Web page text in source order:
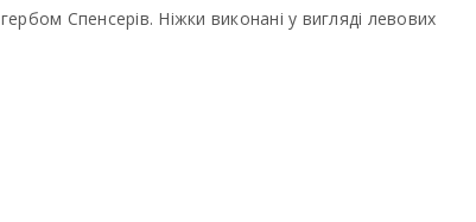
Спенсерів. Ніжки виконані у вигляді левових